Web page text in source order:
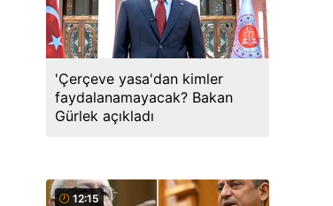
'Çerçeve yasa'dan kimler
faydalanamayacak? Bakan
Gürlek açıkladı
12:15